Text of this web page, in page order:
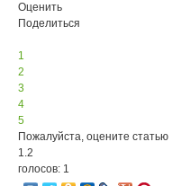
Оценить
Поделиться
1
2
3
4
5
Пожалуйста, оцените статью
1.2
голосов: 1